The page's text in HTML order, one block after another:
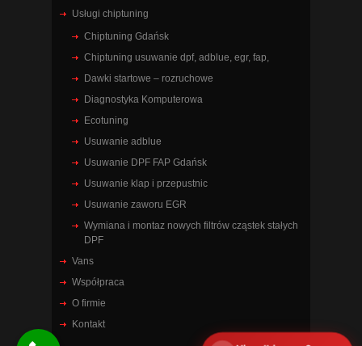
Usługi chiptuning
Chiptuning Gdańsk
Chiptuning usuwanie dpf, adblue, egr, fap,
Dawki startowe – rozruchowe
Diagnostyka Komputerowa
Ecotuning
Usuwanie adblue
Usuwanie DPF FAP Gdańsk
Usuwanie klap i przepustnic
Usuwanie zaworu EGR
Wymiana i montaz nowych filtrów cząstek stałych
DPF
Vans
Współpraca
O firmie
Kontakt